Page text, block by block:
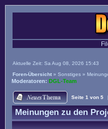
Aktuelle Zeit: Sa Aug 08, 2026 15:43
Foren-Übersicht » Sonstiges »
Moderatoren: DGL-Team
Seite 1 von 5
Meinungen zu den